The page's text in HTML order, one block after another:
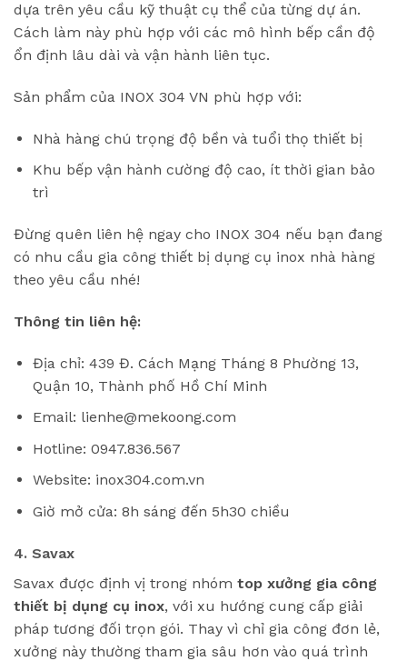
dựa trên yêu cầu kỹ thuật cụ thể của từng dự án.
Cách làm này phù hợp với các mô hình bếp cần độ
ổn định lâu dài và vận hành liên tục.
Sản phẩm của INOX 304 VN phù hợp với:
Nhà hàng chú trọng độ bền và tuổi thọ thiết bị
Khu bếp vận hành cường độ cao, ít thời gian bảo
trì
Đừng quên liên hệ ngay cho INOX 304 nếu bạn đang
có nhu cầu gia công thiết bị dụng cụ inox nhà hàng
theo yêu cầu nhé!
Thông tin liên hệ:
Địa chỉ: 439 Đ. Cách Mạng Tháng 8 Phường 13,
Quận 10, Thành phố Hồ Chí Minh
Email: lienhe@mekoong.com
Hotline: 0947.836.567
Website: inox304.com.vn
Giờ mở cửa: 8h sáng đến 5h30 chiều
4. Savax
Savax được định vị trong nhóm top xưởng gia công
thiết bị dụng cụ inox, với xu hướng cung cấp giải
pháp tương đối trọn gói. Thay vì chỉ gia công đơn lẻ,
xưởng này thường tham gia sâu hơn vào quá trình